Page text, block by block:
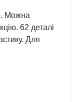
Можна
62 деталі
Для